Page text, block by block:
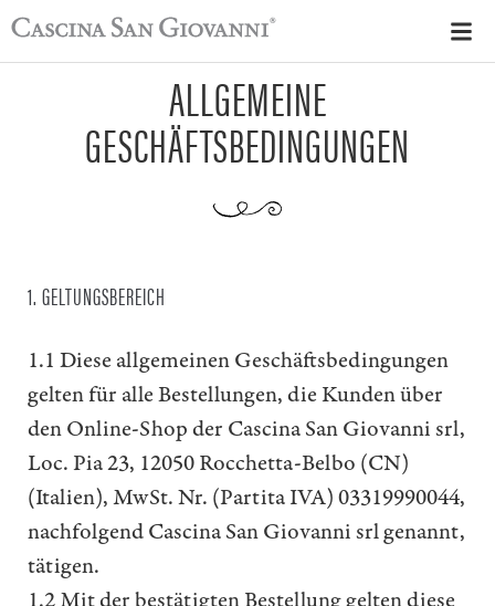
ALLGEMEINE
GESCHÄFTSBEDINGUNGEN
1. GELTUNGSBEREICH
1.1 Diese allgemeinen Geschäftsbedingungen
gelten für alle Bestellungen, die Kunden über
den Online-Shop der Cascina San Giovanni srl,
Loc. Pia 23, 12050 Rocchetta-Belbo (CN)
(Italien), MwSt. Nr. (Partita IVA) 03319990044,
nachfolgend Cascina San Giovanni srl genannt,
tätigen.